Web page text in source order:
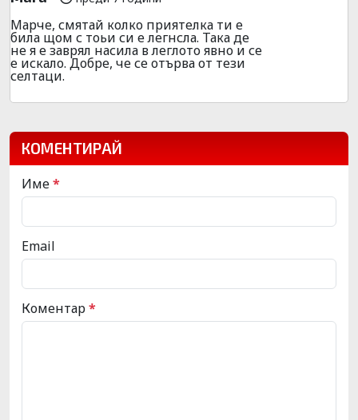
Марче, смятай колко приятелка ти е
била щом с тоьи си е легнсла. Така де
не я е заврял насила в леглото явно и се
е искало. Добре, че се отърва от тези
селтаци.
КОМЕНТИРАЙ
Име*
Email
Коментар*